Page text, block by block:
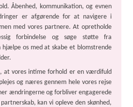
Åbenhed, kommunikation, og evnen
er afgørende for at navigere i
med vores partnere. At opretholde
forbindelse og søge støtte fra
hjælpe os med at skabe et blomstrende
at vores intime forhold er en værdifuld
og næres gennem hele vores rejse
ændringerne og forbliver engagerede
kan vi opleve den skønhed,